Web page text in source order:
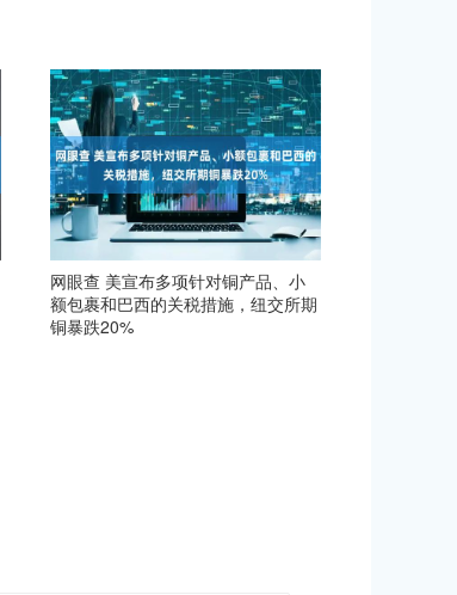
网眼查 美宣布多项针对铜产品、小
额包裹和巴西的关税措施，纽交所期
铜暴跌20%